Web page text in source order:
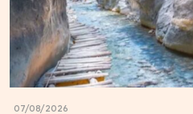
07/08/2026